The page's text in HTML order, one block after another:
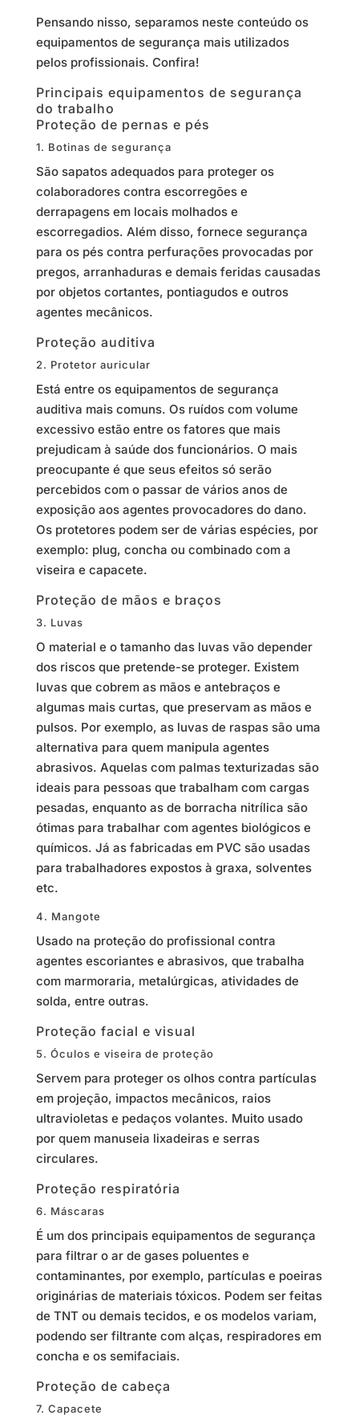
Pensando nisso, separamos neste conteúdo os
equipamentos de segurança mais utilizados
pelos profissionais. Confira!
Principais equipamentos de segurança
do trabalho
Proteção de pernas e pés
1. Botinas de segurança
São sapatos adequados para proteger os
colaboradores contra escorregões e
derrapagens em locais molhados e
escorregadios. Além disso, fornece segurança
para os pés contra perfurações provocadas por
pregos, arranhaduras e demais feridas causadas
por objetos cortantes, pontiagudos e outros
agentes mecânicos.
Proteção auditiva
2. Protetor auricular
Está entre os equipamentos de segurança
auditiva mais comuns. Os ruídos com volume
excessivo estão entre os fatores que mais
prejudicam à saúde dos funcionários. O mais
preocupante é que seus efeitos só serão
percebidos com o passar de vários anos de
exposição aos agentes provocadores do dano.
Os protetores podem ser de várias espécies, por
exemplo: plug, concha ou combinado com a
viseira e capacete.
Proteção de mãos e braços
3. Luvas
O material e o tamanho das luvas vão depender
dos riscos que pretende-se proteger. Existem
luvas que cobrem as mãos e antebraços e
algumas mais curtas, que preservam as mãos e
pulsos. Por exemplo, as luvas de raspas são uma
alternativa para quem manipula agentes
abrasivos. Aquelas com palmas texturizadas são
ideais para pessoas que trabalham com cargas
pesadas, enquanto as de borracha nitrílica são
ótimas para trabalhar com agentes biológicos e
químicos. Já as fabricadas em PVC são usadas
para trabalhadores expostos à graxa, solventes
etc.
4. Mangote
Usado na proteção do profissional contra
agentes escoriantes e abrasivos, que trabalha
com marmoraria, metalúrgicas, atividades de
solda, entre outras.
Proteção facial e visual
5. Óculos e viseira de proteção
Servem para proteger os olhos contra partículas
em projeção, impactos mecânicos, raios
ultravioletas e pedaços volantes. Muito usado
por quem manuseia lixadeiras e serras
circulares.
Proteção respiratória
6. Máscaras
É um dos principais equipamentos de segurança
para filtrar o ar de gases poluentes e
contaminantes, por exemplo, partículas e poeiras
originárias de materiais tóxicos. Podem ser feitas
de TNT ou demais tecidos, e os modelos variam,
podendo ser filtrante com alças, respiradores em
concha e os semifaciais.
Proteção de cabeça
7. Capacete